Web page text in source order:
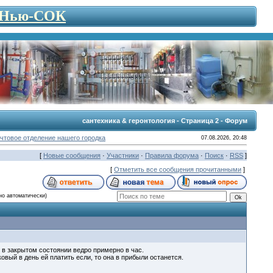
Нью-СОК
сантехника & геронтология - Страница 2 - Форум
отделение нашего городка 07.08.2026, 20:48
[ Новые сообщения· Участники· Правила форума· Поиск· RSS]
[ Отметить все сообщения прочитанными]
автоматически)
закрытом состоянии ведро примерно в час.
в день ей платить если, то она в прибыли останется.